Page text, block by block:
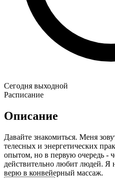
Сегодня выходной
Расписание
Описание
Давайте знакомиться. Меня
телесных и энергетических
опытом, но в первую очередь -
действительно любит людей. Я
верю в конвейерный массаж.